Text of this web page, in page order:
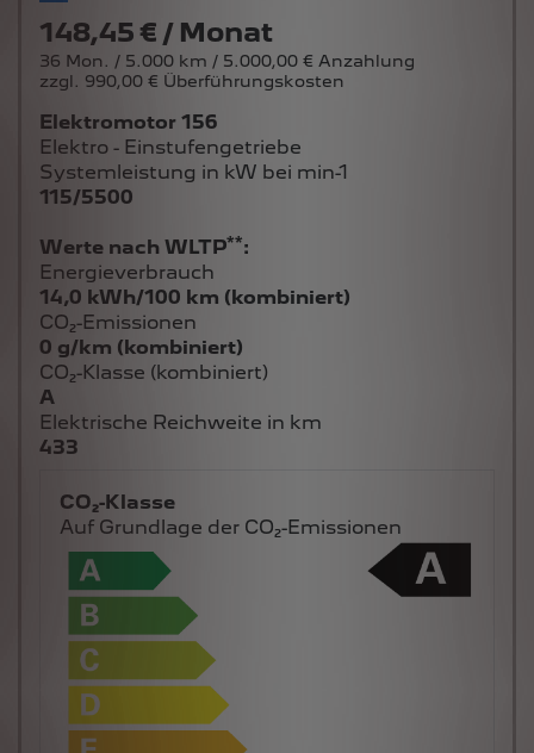
148,45 € / Monat
36 Mon. / 5.000 km / 5.000,00 € Anzahlung
zzgl. 990,00 € Überführungskosten
Elektromotor 156
Elektro - Einstufengetriebe
Systemleistung in kW bei min-1
115/5500
Werte nach WLTP**:
Energieverbrauch
14,0 kWh/100 km (kombiniert)
CO₂-Emissionen
0 g/km (kombiniert)
CO₂-Klasse (kombiniert)
A
Elektrische Reichweite in km
433
CO₂-Klasse
Auf Grundlage der CO₂-Emissionen